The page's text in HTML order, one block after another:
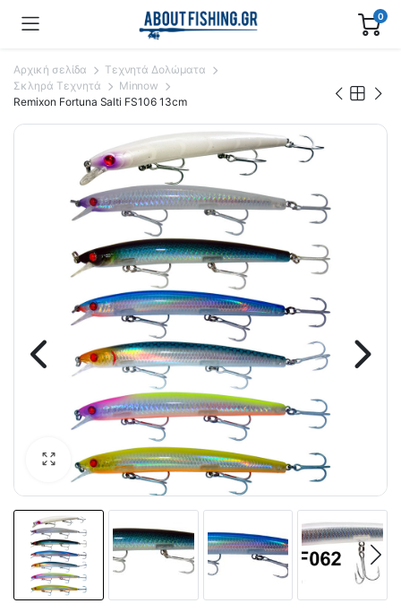
0
Αρχική σελίδα
Τεχνητά Δολώματα
Σκληρά Τεχνητά
Minnow
Remixon Fortuna Salti FS106 13cm